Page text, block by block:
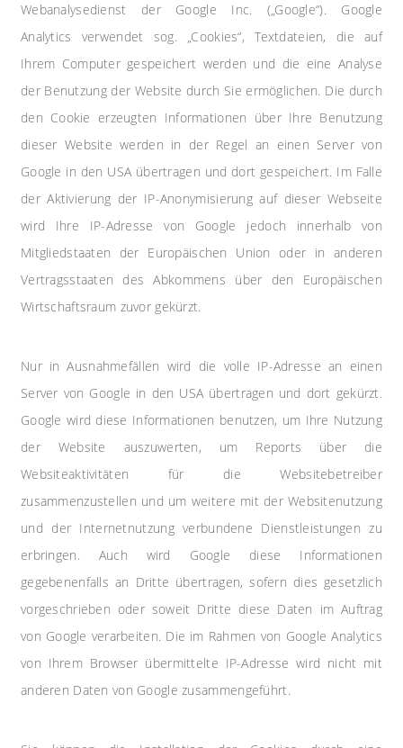
Webanalysedienst der Google Inc. („Google“). Google
Analytics verwendet sog. „Cookies“, Textdateien, die auf
Ihrem Computer gespeichert werden und die eine Analyse
der Benutzung der Website durch Sie ermöglichen. Die durch
den Cookie erzeugten Informationen über Ihre Benutzung
dieser Website werden in der Regel an einen Server von
Google in den USA übertragen und dort gespeichert. Im Falle
der Aktivierung der IP-Anonymisierung auf dieser Webseite
wird Ihre IP-Adresse von Google jedoch innerhalb von
Mitgliedstaaten der Europäischen Union oder in anderen
Vertragsstaaten des Abkommens über den Europäischen
Wirtschaftsraum zuvor gekürzt.
Nur in Ausnahmefällen wird die volle IP-Adresse an einen
Server von Google in den USA übertragen und dort gekürzt.
Google wird diese Informationen benutzen, um Ihre Nutzung
der Website auszuwerten, um Reports über die
Websiteaktivitäten für die Websitebetreiber
zusammenzustellen und um weitere mit der Websitenutzung
und der Internetnutzung verbundene Dienstleistungen zu
erbringen. Auch wird Google diese Informationen
gegebenenfalls an Dritte übertragen, sofern dies gesetzlich
vorgeschrieben oder soweit Dritte diese Daten im Auftrag
von Google verarbeiten. Die im Rahmen von Google Analytics
von Ihrem Browser übermittelte IP-Adresse wird nicht mit
anderen Daten von Google zusammengeführt.